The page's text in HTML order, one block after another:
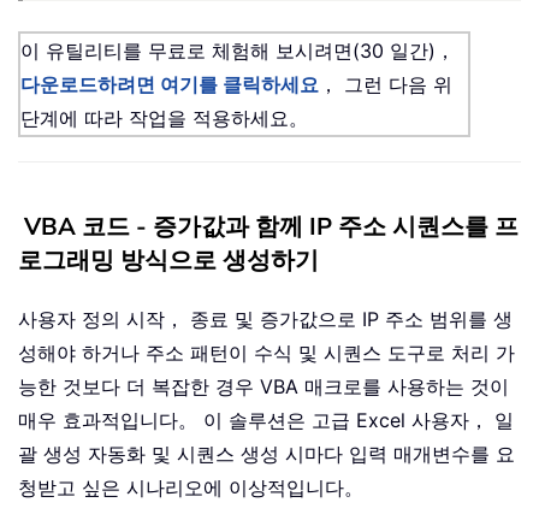
이 유틸리티를 무료로 체험해 보시려면(30 일간)，
다운로드하려면 여기를 클릭하세요 ， 그런 다음 위
단계에 따라 작업을 적용하세요。
VBA 코드 - 증가값과 함께 IP 주소 시퀀스를 프
로그래밍 방식으로 생성하기
사용자 정의 시작， 종료 및 증가값으로 IP 주소 범위를 생
성해야 하거나 주소 패턴이 수식 및 시퀀스 도구로 처리 가
능한 것보다 더 복잡한 경우 VBA 매크로를 사용하는 것이
매우 효과적입니다。 이 솔루션은 고급 Excel 사용자， 일
괄 생성 자동화 및 시퀀스 생성 시마다 입력 매개변수를 요
청받고 싶은 시나리오에 이상적입니다。